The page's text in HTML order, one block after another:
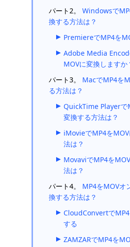
パート2。 Windowsで
換する方法は？
PremiereでMP4を
Adobe Media
MOVに変換しますか
パート3。 MacでMP4を
る方法は？
QuickTime Playerで
変換する方法は？
iMovieでMP4を
法は？
MovaviでMP4を
法は？
パート4。 MP4をMOVオ
換する方法は？
CloudConvertで
する
ZAMZARでMP4を